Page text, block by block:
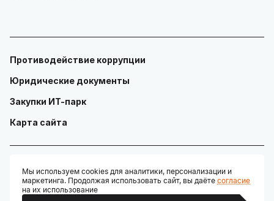
Противодействие коррупции
Юридические документы
Закупки ИТ-парк
Карта сайта
© ГАУ "Технопарк в сфере высоких технологий «ИТ-парк»"
Разработано:
Мы используем cookies для аналитики, персонализации и
маркетинга. Продолжая использовать сайт, вы даёте согласие
на их использование